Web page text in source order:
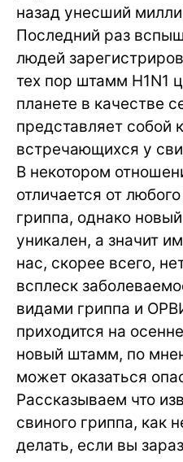
назад унесший
Последний раз
людей
тех пор штамм H1N1
планете в качестве
представляет собой
встречающихся у
В некотором
отличается от
гриппа, однако
уникален, а значит
нас, скорее всего,
всплеск
видами гриппа и
приходится на
новый штамм, по
может оказаться
Рассказываем что
свиного гриппа, как
делать, если вы